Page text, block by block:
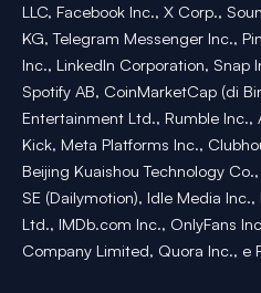
LLC, Facebook Inc., X Corp.,
KG, Telegram Messenger Inc.,
Inc., LinkedIn Corporation, Snap
Spotify AB, CoinMarketCap (di
Entertainment Ltd., Rumble Inc.,
Kick, Meta Platforms Inc.,
Beijing Kuaishou Technology
SE (Dailymotion), Idle Media
Ltd., IMDb.com Inc., OnlyFans
Company Limited, Quora Inc., e